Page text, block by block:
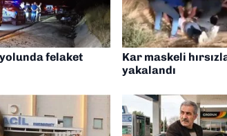
felaket
Kar maskeli
yakalandı